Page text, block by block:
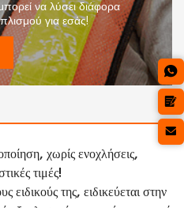
να λύσει διάφορα
για εσάς!
χωρίς ενοχλήσεις,
τιμές!
της, ειδικεύεται στην